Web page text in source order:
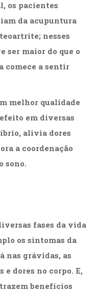
os pacientes
da acupuntura
nesses
ser maior do que o
comece a sentir
melhor qualidade
em diversas
alivia dores
a coordenação
sono.
fases da vida
os sintomas da
nas grávidas, as
dores no corpo. E,
benefícios